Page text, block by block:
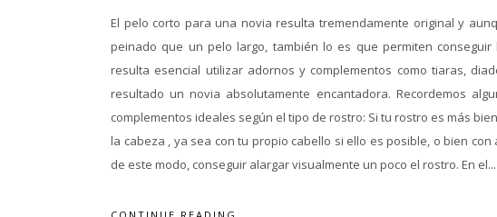
El pelo corto para una novia resulta tremendamente original y
peinado que un pelo largo, también lo es que permiten
resulta esencial utilizar adornos y complementos como tiaras,
resultado un novia absolutamente encantadora. Recordemos
complementos ideales según el tipo de rostro: Si tu rostro es más
la cabeza , ya sea con tu propio cabello si ello es posible, o bien
de este modo, conseguir alargar visualmente un poco el rostro. En el...